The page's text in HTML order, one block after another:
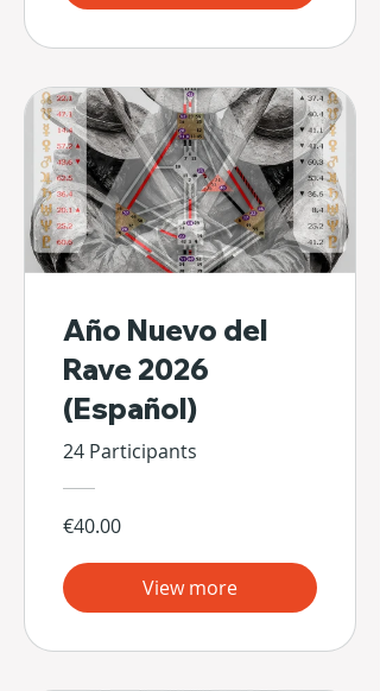
Año Nuevo del
Rave 2026
(Español)
24 Participants
€40.00
View more